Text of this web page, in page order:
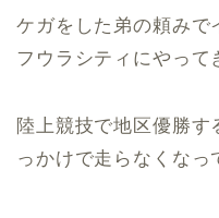
ケガをした弟の頼みで
フウラシティにやって
陸上競技で地区優勝す
っかけで走らなくなっ